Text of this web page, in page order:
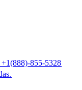
+1(888)-855-5328​​